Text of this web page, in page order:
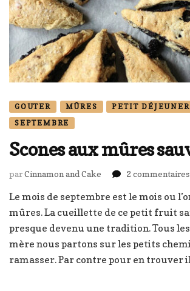
GOUTER MÛRES PETIT DÉJEUNER
SEPTEMBRE
Scones aux mûres
parCinnamon and Cake 2 commentaires
Le mois de septembre est le mois ou
mûres. La cueillette de ce petit fruit
presque devenu une tradition. Tous
mère nous partons sur les petits
ramasser. Par contre pour en trouver